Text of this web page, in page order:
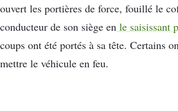
ouvert les portières de force, fouillé le
conducteur de son siège en le saisissant
coups ont été portés à sa tête. Certains
mettre le véhicule en feu.